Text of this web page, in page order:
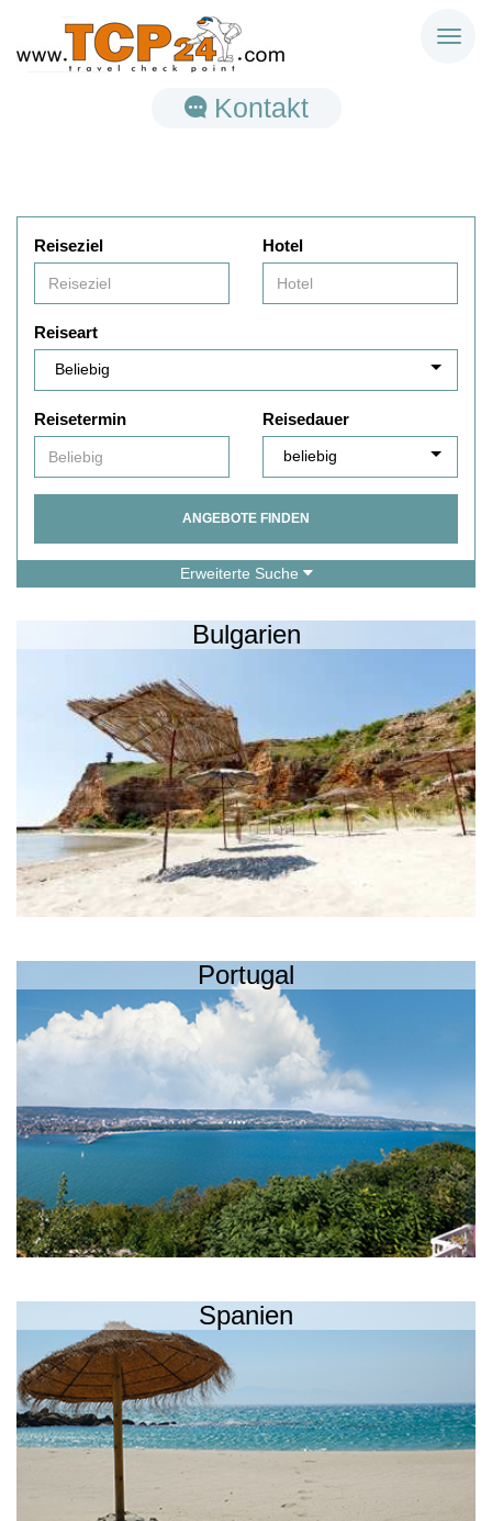
Toggle
Kontakt
Reiseziel Hotel
Reiseart
Reisetermin Reisedauer
ANGEBOTE FINDEN
Erweiterte Suche
Bulgarien
Portugal
Spanien